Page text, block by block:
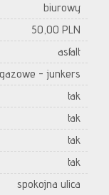
biurowy
50,00 PLN
asfalt
- junkers
tak
tak
tak
tak
spokojna ulica